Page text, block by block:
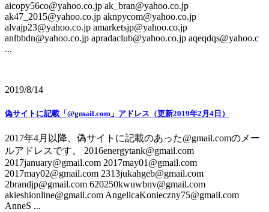
aicopy56co@yahoo.co.jp ak_bran@yahoo.co.jp
ak47_2015@yahoo.co.jp aknpycom@yahoo.co.jp
alvajp23@yahoo.co.jp amarketsjp@yahoo.co.jp
anlbbdn@yahoo.co.jp apradaclub@yahoo.co.jp aqeqdqs@yahoo.c
...
2019/8/14
偽サイトに記載「@gmail.com」アドレス（更新2019年2月4日）
2017年4月以降、偽サイトに記載のあった@gmail.comのメー
ルアドレスです。 2016energytank@gmail.com
2017january@gmail.com 2017may01@gmail.com
2017may02@gmail.com 2313jukahgeb@gmail.com
2brandjp@gmail.com 620250kwuwbnv@gmail.com
akieshionline@gmail.com AngelicaKonieczny75@gmail.com
AnneS ...